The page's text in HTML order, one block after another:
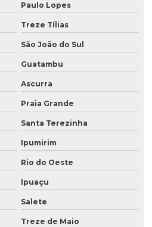
Paulo Lopes
Treze Tílias
São João do Sul
Guatambu
Ascurra
Praia Grande
Santa Terezinha
Ipumirim
Rio do Oeste
Ipuaçu
Salete
Treze de Maio